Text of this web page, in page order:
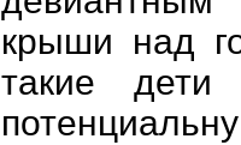
крыши над
такие дети